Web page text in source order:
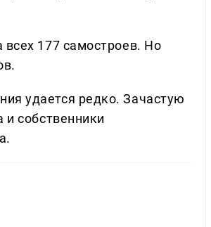
всех 177 самостроев. Но
удается редко. Зачастую
и собственники